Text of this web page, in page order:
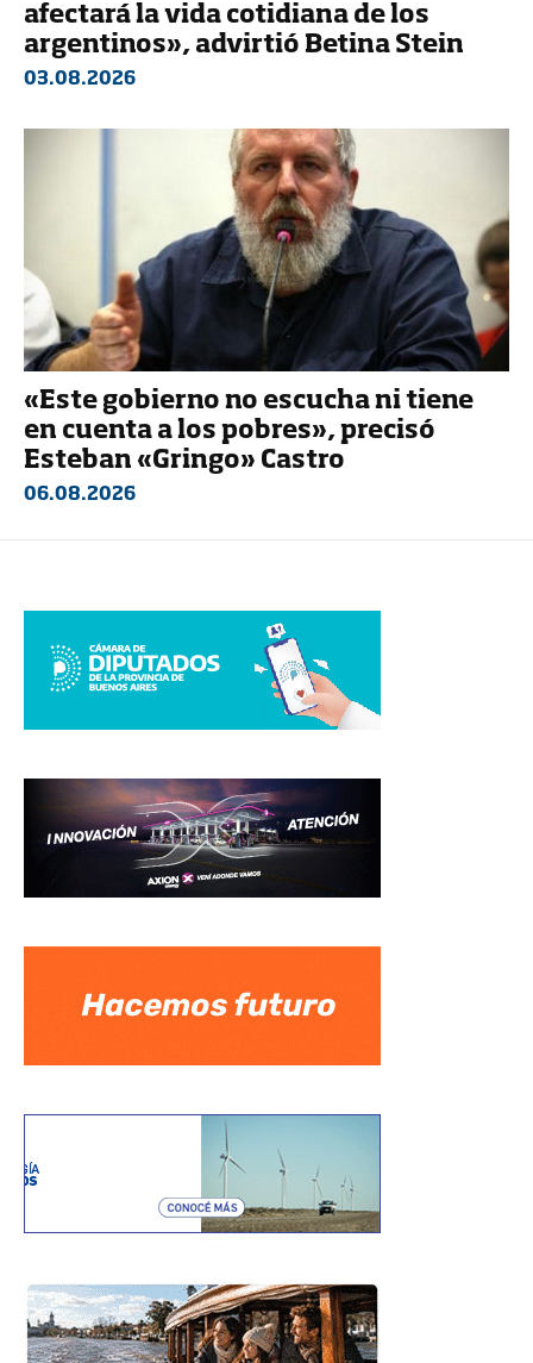
afectará la vida cotidiana de los
argentinos», advirtió Betina Stein
03.08.2026
«Este gobierno no escucha ni tiene
en cuenta a los pobres», precisó
Esteban «Gringo» Castro
06.08.2026